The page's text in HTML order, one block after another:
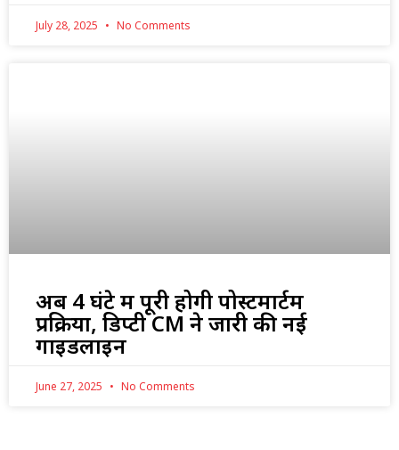
July 28, 2025 No Comments
अब 4 घंटे में पूरी होगी पोस्टमार्टम
प्रक्रिया, डिप्टी CM ने जारी की नई
गाइडलाइन
June 27, 2025 No Comments